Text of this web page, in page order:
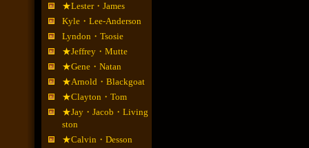
★Lester・James
Kyle・Lee-Anderson
Lyndon・Tsosie
★Jeffrey・Mutte
★Gene・Natan
★Arnold・Blackgoat
★Clayton・Tom
★Jay・Jacob・Living
ston
★Calvin・Desson